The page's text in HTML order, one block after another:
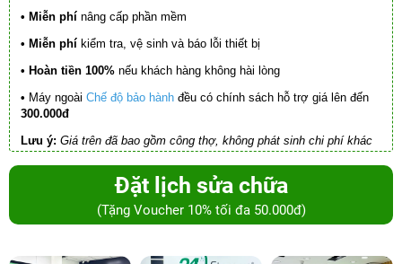
• Miễn phí nâng cấp phần mềm
• Miễn phí kiểm tra, vệ sinh và báo lỗi thiết bị
• Hoàn tiền 100% nếu khách hàng không hài lòng
• Máy ngoài Chế độ bảo hành đều có chính sách hỗ trợ giá lên đến
300.000đ
Lưu ý: Giá trên đã bao gồm công thợ, không phát sinh chi phí khác
Đặt lịch sửa chữa
(Tặng Voucher 10% tối đa 50.000đ)